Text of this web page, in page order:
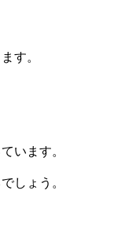
す。
います。
しょう。